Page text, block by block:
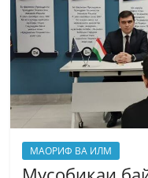
МАОРИФ ВА ИЛМ